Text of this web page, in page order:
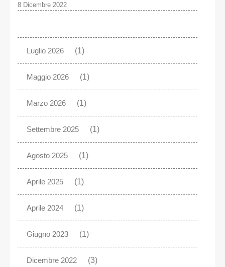
8 Dicembre 2022
Luglio 2026 (1)
Maggio 2026 (1)
Marzo 2026 (1)
Settembre 2025 (1)
Agosto 2025 (1)
Aprile 2025 (1)
Aprile 2024 (1)
Giugno 2023 (1)
Dicembre 2022 (3)